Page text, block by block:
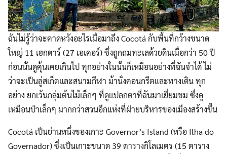
ฉันไม่รู้ว่าจะคาดหวังอะไรเมื่อมาถึง Cocotá กับพื้นที่กว้างขนาด
ใหญ่ 11 เฮกตาร์ (27 เอเคอร์) ซึ่งถูกถมทะเลด้วยดินเมื่อกว่า 50 ปี
ก่อนนั้นดูคุ้นเคยเกินไป ทุกอย่างในนั้นก็เหมือนอย่างที่ฉันจำได้ ไม่
ว่าจะเป็นลู่สเก็ตและสนามกีฬา ม้านั่งคอนกรีตและทางเดิน ทุก
อย่าง ยกเว้นกลุ่มต้นไม้เล็กๆ ที่ดูแปลกตาที่ฉันมาเยี่ยมชม ซึ่งดู
เหมือนป่าเล็กๆ มากกว่าสวนอีกแห่งที่ฝ่ายบริหารของเมืองสร้างขึ้น
Cocotá เป็นย่านหนึ่งของเกาะ Governor’s Island (หรือ Ilha do
Governador) ซึ่งเป็นเกาะขนาด 39 ตารางกิโลเมตร (15 ตาราง